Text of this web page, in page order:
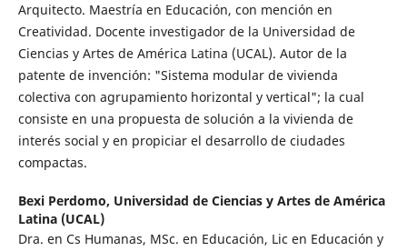
Arquitecto. Maestría en Educación, con mención en
Creatividad. Docente investigador de la Universidad de
Ciencias y Artes de América Latina (UCAL). Autor de la
patente de invención: "Sistema modular de vivienda
colectiva con agrupamiento horizontal y vertical"; la cual
consiste en una propuesta de solución a la vivienda de
interés social y en propiciar el desarrollo de ciudades
compactas.
Bexi Perdomo, Universidad de Ciencias y Artes de América
Latina (UCAL)
Dra. en Cs Humanas, MSc. en Educación, Lic en Educación y